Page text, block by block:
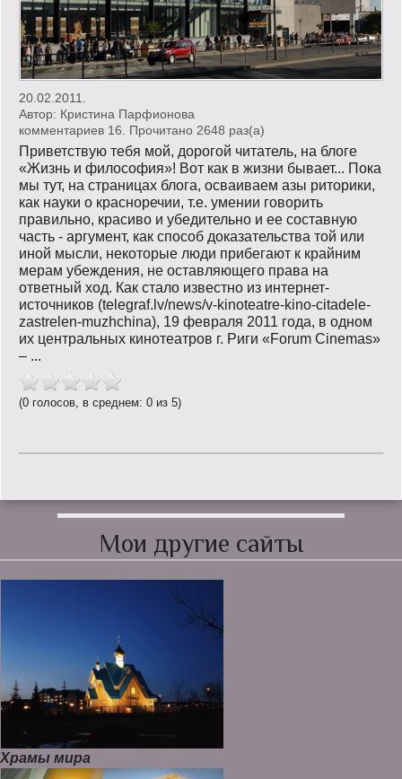
20.02.2011.
Автор: Кристина Парфионова
комментариев 16. Прочитано 2648 раз(a)
Приветствую тебя мой, дорогой читатель, на блоге
«Жизнь и философия»! Вот как в жизни бывает... Пока
мы тут, на страницах блога, осваиваем азы риторики,
как науки о красноречии, т.е. умении говорить
правильно, красиво и убедительно и ее составную
часть - аргумент, как способ доказательства той или
иной мысли, некоторые люди прибегают к крайним
мерам убеждения, не оставляющего права на
ответный ход. Как стало известно из интернет-
источников (telegraf.lv/news/v-kinoteatre-kino-citadele-
zastrelen-muzhchina), 19 февраля 2011 года, в одном
их центральных кинотеатров г. Риги «Forum Cinemas»
– ...
(0 голосов, в среднем: 0 из 5)
Мои другие сайты
Храмы мира